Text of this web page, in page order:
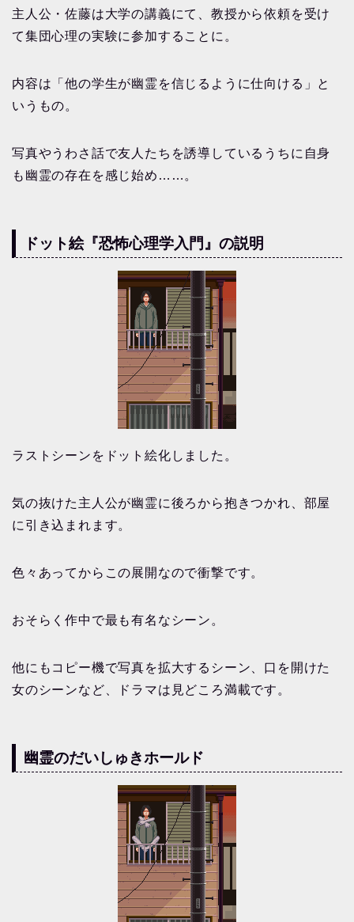
主人公・佐藤は大学の講義にて、教授から依頼を受け
て集団心理の実験に参加することに。
内容は「他の学生が幽霊を信じるように仕向ける」と
いうもの。
写真やうわさ話で友人たちを誘導しているうちに自身
も幽霊の存在を感じ始め……。
ドット絵『恐怖心理学入門』の説明
ラストシーンをドット絵化しました。
気の抜けた主人公が幽霊に後ろから抱きつかれ、部屋
に引き込まれます。
色々あってからこの展開なので衝撃です。
おそらく作中で最も有名なシーン。
他にもコピー機で写真を拡大するシーン、口を開けた
女のシーンなど、ドラマは見どころ満載です。
幽霊のだいしゅきホールド